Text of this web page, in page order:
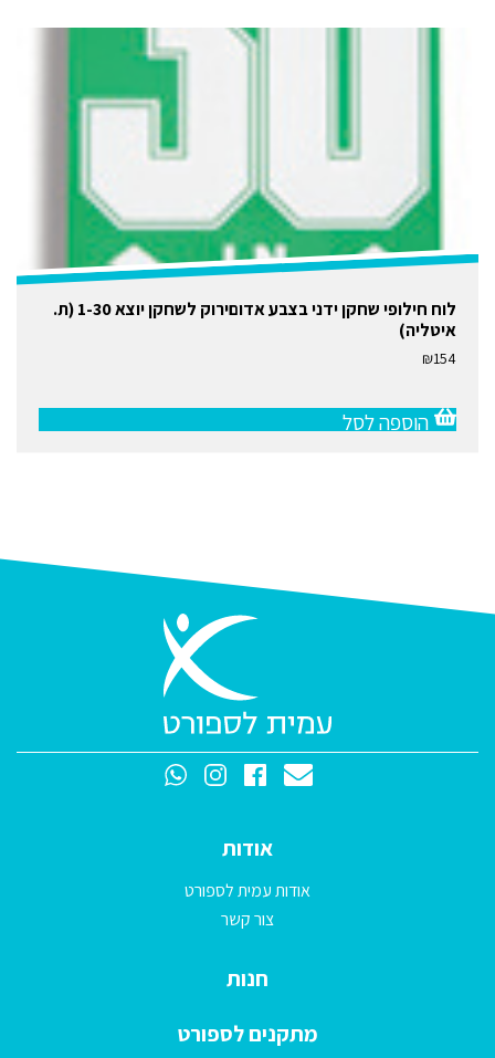
לוח חילופי שחקן ידני בצבע אדוםירוק לשחקן יוצא 1-30 (ת.
איטליה)
₪154
הוספה לסל
אודות
אודות עמית לספורט
צור קשר
חנות
מתקנים לספורט